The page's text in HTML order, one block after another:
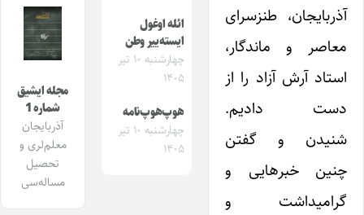
آذربایجان، طنزسرای
معاصر و ماندگار،
استاد آرش آزاد را از
دست دادیم.
شنیدن و گفتن
چنین خبرهایی و
گرامیداشت و
ائله اوغول
ایسته‌ییر وطن
چهارشنبه ۱۰ تیر
۱۴۰۵
هوپ‌هوپ‌نامه
چهارشنبه ۱۰ تیر
۱۴۰۵
مجله ایشیق
شماره 1
آذربایجان
معلم‌لری و
تحصیل
مساله‌سی